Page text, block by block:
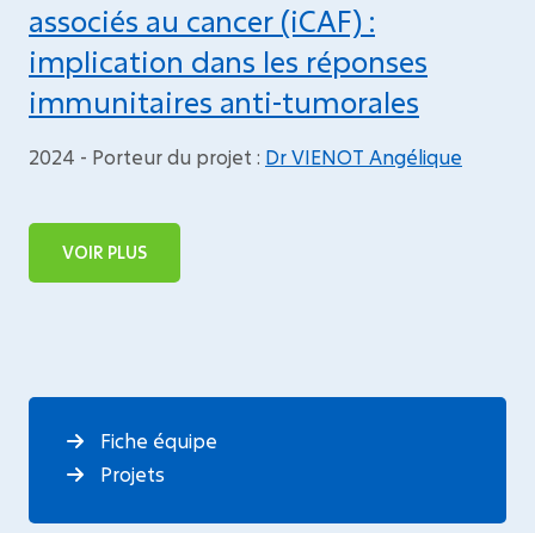
associés au cancer (iCAF) :
implication dans les réponses
immunitaires anti-tumorales
2024 - Porteur du projet : Dr VIENOT Angélique
VOIR PLUS
Fiche équipe
Projets